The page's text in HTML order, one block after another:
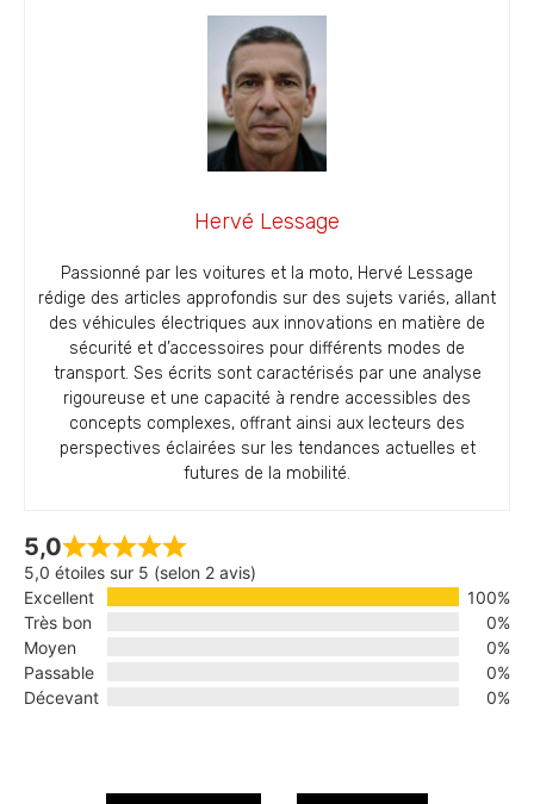
Hervé Lessage
Passionné par les voitures et la moto, Hervé Lessage
rédige des articles approfondis sur des sujets variés, allant
des véhicules électriques aux innovations en matière de
sécurité et d’accessoires pour différents modes de
transport. Ses écrits sont caractérisés par une analyse
rigoureuse et une capacité à rendre accessibles des
concepts complexes, offrant ainsi aux lecteurs des
perspectives éclairées sur les tendances actuelles et
futures de la mobilité.
5,0
5,0 étoiles sur 5 (selon 2 avis)
Excellent
100%
Très bon
0%
Moyen
0%
Passable
0%
Décevant
0%